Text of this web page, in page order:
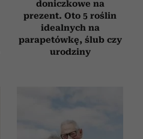
doniczkowe na
prezent. Oto 5 roślin
idealnych na
parapetówkę, ślub czy
urodziny